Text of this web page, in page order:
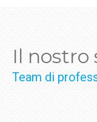
Il nostro
Team di